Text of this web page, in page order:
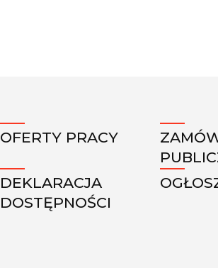
OFERTY PRACY
DEKLARACJA
DOSTĘPNOŚCI